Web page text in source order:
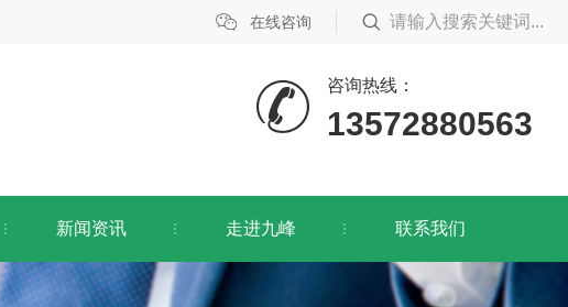
在线咨询
咨询热线：
13572880563
新闻资讯 走进九峰 联系我们